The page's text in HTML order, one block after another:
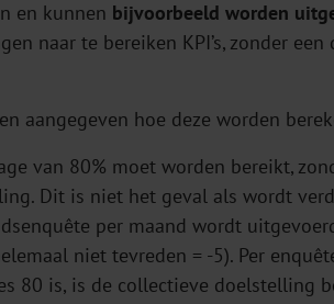
en kunnen bijvoorbeeld worden
naar te bereiken KPI’s, zonder
aangegeven hoe deze worden
van 80% moet worden bereikt,
Dit is niet het geval als wordt
per maand wordt
niet tevreden = -5). Per
80 is, is de collectieve doelstelling